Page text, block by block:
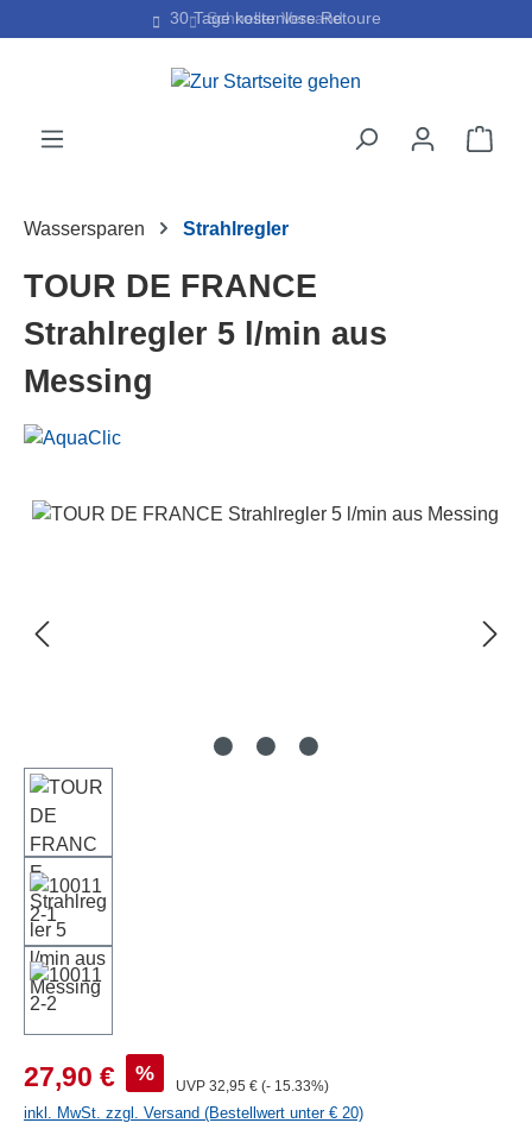
Zum Hauptinhalt springenSchneller Versand
30 Tage kostenlose Retoure
Wassersparen Strahlregler
TOUR DE FRANCE
Strahlregler 5 l/min aus
Messing
Verkaufspreis:
27,90 € %
UVP Regulärer Preis:
32,95 € (- 15.33%)
inkl. MwSt. zzgl. Versand (Bestellwert unter € 20)